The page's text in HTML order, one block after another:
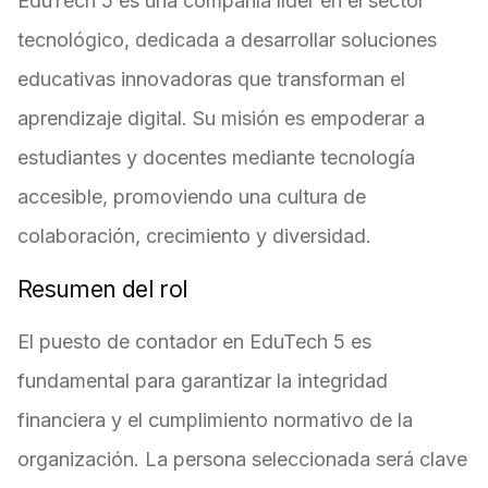
tecnológico, dedicada a desarrollar soluciones
educativas innovadoras que transforman el
aprendizaje digital. Su misión es empoderar a
estudiantes y docentes mediante tecnología
accesible, promoviendo una cultura de
colaboración, crecimiento y diversidad.
Resumen del rol
El puesto de contador en EduTech 5 es
fundamental para garantizar la integridad
financiera y el cumplimiento normativo de la
organización. La persona seleccionada será clave